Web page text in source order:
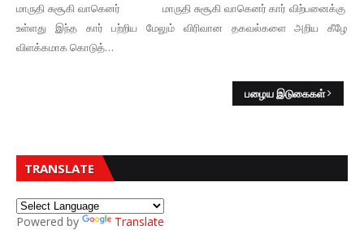
மாருதி சுசூகி வாகெனர் மாருதி சுசூகி வாகெனர் கார் விற்பனைக்கு
உள்ளது இந்த கார் பற்றிய மேலும் விரிவான தகவல்களை அறிய கீழே
விளக்கமாக கொடுத்…
பழைய இடுகைகள்
TRANSLATE
Powered by Translate